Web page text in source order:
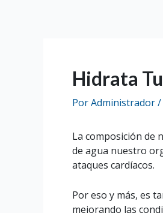
Hidrata
PorAdministrador/
La composición de
de agua nuestro
ataques cardíacos.
Por eso y más, es
mejorando las